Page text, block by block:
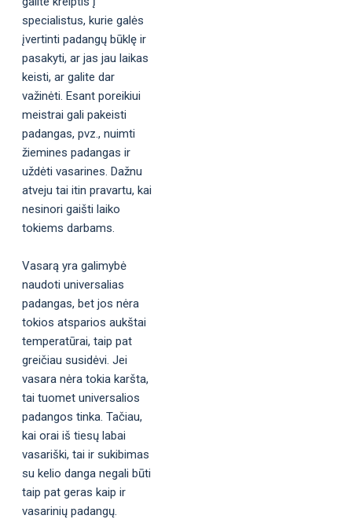
specialistus, kurie galės
įvertinti padangų būklę ir
pasakyti, ar jas jau laikas
keisti, ar galite dar
važinėti. Esant poreikiui
meistrai gali pakeisti
padangas, pvz., nuimti
žiemines padangas ir
uždėti vasarines. Dažnu
atveju tai itin pravartu, kai
nesinori gaišti laiko
tokiems darbams.
Vasarą yra galimybė
naudoti universalias
padangas, bet jos nėra
tokios atsparios aukštai
temperatūrai, taip pat
greičiau susidėvi. Jei
vasara nėra tokia karšta,
tai tuomet universalios
padangos tinka. Tačiau,
kai orai iš tiesų labai
vasariški, tai ir sukibimas
su kelio danga negali būti
taip pat geras kaip ir
vasarinių padangų.